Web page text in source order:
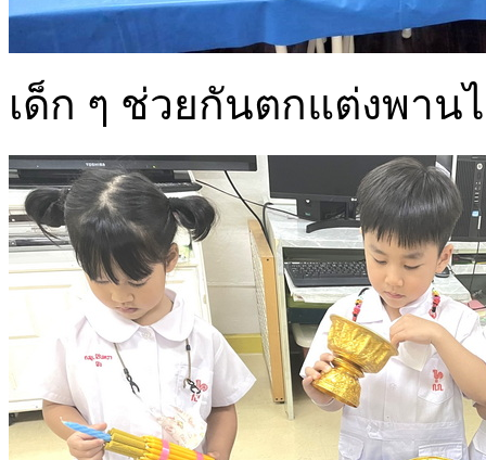
เด็ก ๆ ช่วยกันตกแต่งพาน